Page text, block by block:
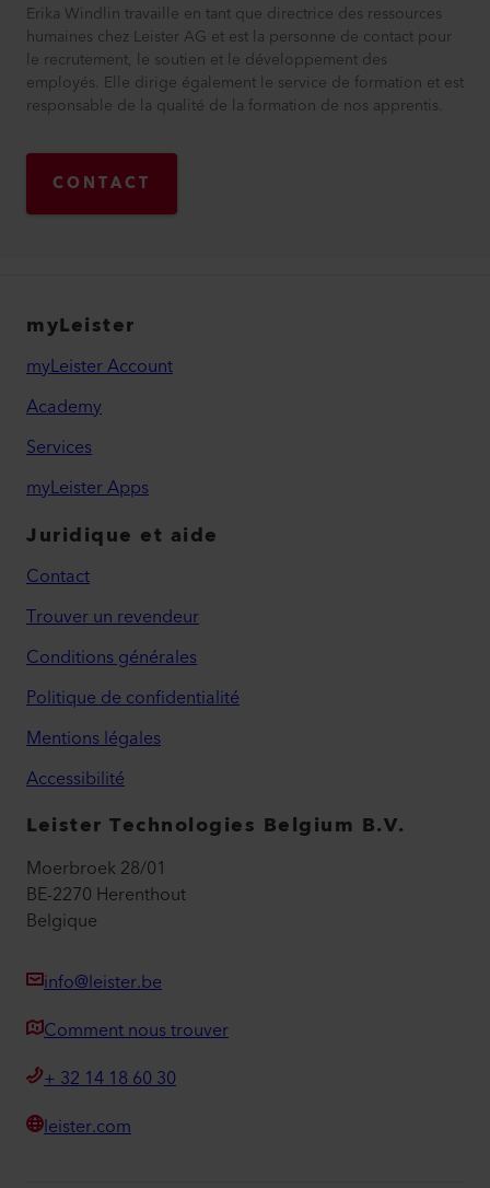
Erika Windlin travaille en tant que directrice des ressources
humaines chez Leister AG et est la personne de contact pour
le recrutement, le soutien et le développement des
employés. Elle dirige également le service de formation et est
responsable de la qualité de la formation de nos apprentis.
CONTACT
myLeister
myLeister Account
Academy
Services
myLeister Apps
Juridique et aide
Contact
Trouver un revendeur
Conditions générales
Politique de confidentialité
Mentions légales
Accessibilité
Leister Technologies Belgium B.V.
Moerbroek 28/01
BE-2270 Herenthout
Belgique
info@leister.be
Comment nous trouver
+ 32 14 18 60 30
leister.com